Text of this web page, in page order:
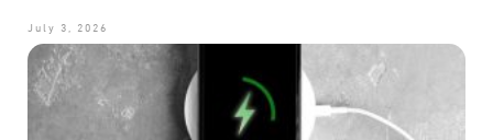
July 3, 2026